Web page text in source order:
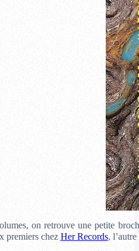
on retrouve une petite
premiers chez Her Records,